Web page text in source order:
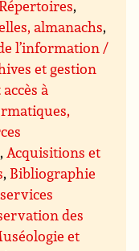
,
almanachs,
l’information /
et gestion
à
,Acquisitions et
, Bibliographie
des
et